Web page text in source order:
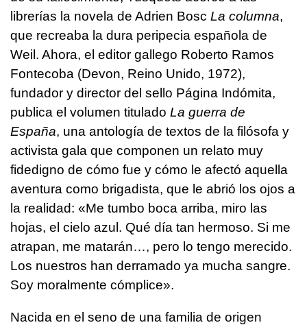
librerías la novela de Adrien Bosc La columna,
que recreaba la dura peripecia española de
Weil. Ahora, el editor gallego Roberto Ramos
Fontecoba (Devon, Reino Unido, 1972),
fundador y director del sello Página Indómita,
publica el volumen titulado La guerra de
España, una antología de textos de la filósofa y
activista gala que componen un relato muy
fidedigno de cómo fue y cómo le afectó aquella
aventura como brigadista, que le abrió los ojos a
la realidad: «Me tumbo boca arriba, miro las
hojas, el cielo azul. Qué día tan hermoso. Si me
atrapan, me matarán…, pero lo tengo merecido.
Los nuestros han derramado ya mucha sangre.
Soy moralmente cómplice».
Nacida en el seno de una familia de origen